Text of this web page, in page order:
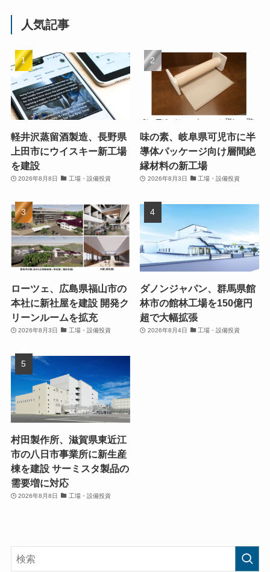
人気記事
軽井沢蒸留酒製造、長野県
上田市にウイスキー新工場
を建設
2026年8月8日 工場・設備投資
味の素、岐阜県可児市に半
導体パッケージ向け層間絶
縁材料の新工場
2026年8月3日 工場・設備投資
ローツェ、広島県福山市の
本社に新社屋を建設 開発ク
リーンルームを拡充
2026年8月3日 工場・設備投資
ダノンジャパン、群馬県館
林市の館林工場を150億円
超で大幅拡張
2026年8月4日 工場・設備投資
村田製作所、滋賀県東近江
市の八日市事業所に新生産
棟を建設 サーミスタ製品の
需要増に対応
2026年8月8日 工場・設備投資